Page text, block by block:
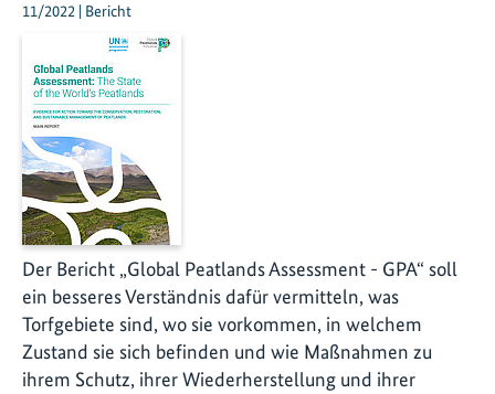
11/2022 | Bericht
Der Bericht „Global Peatlands Assessment - GPA“ soll
ein besseres Verständnis dafür vermitteln, was
Torfgebiete sind, wo sie vorkommen, in welchem
Zustand sie sich befinden und wie Maßnahmen zu
ihrem Schutz, ihrer Wiederherstellung und ihrer